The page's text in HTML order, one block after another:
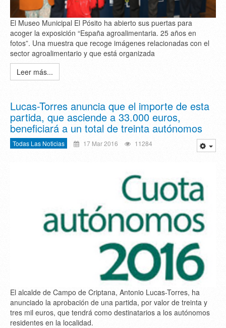
El Museo Municipal El Pósito ha abierto sus puertas para
acoger la exposición “España agroalimentaria. 25 años en
fotos”. Una muestra que recoge imágenes relacionadas con el
sector agroalimentario y que está organizada
Leer más...
Lucas-Torres anuncia que el importe de esta
partida, que asciende a 33.000 euros,
beneficiará a un total de treinta autónomos
Todas Las Noticias 17 Mar 2016 11284
El alcalde de Campo de Criptana, Antonio Lucas-Torres, ha
anunciado la aprobación de una partida, por valor de treinta y
tres mil euros, que tendrá como destinatarios a los autónomos
residentes en la localidad.